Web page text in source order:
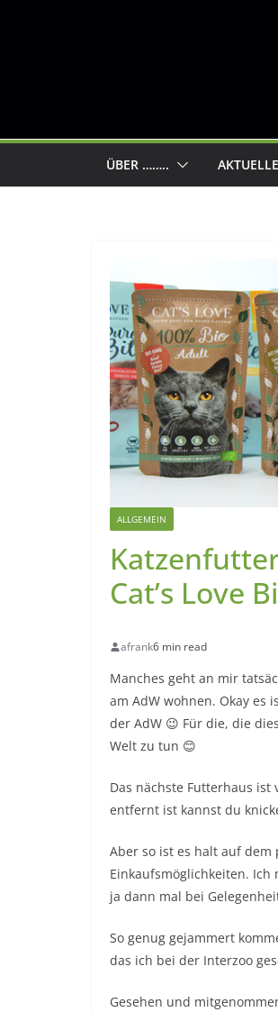
ÜBER ……..
ALLGEMEIN
Cat’s Love
afrank6 min read
Manches geht an mir
am AdW wohnen. Okay
der AdW 😉 Für die, die
Welt zu tun 😊
Das nächste Futterhaus
entfernt ist kannst du
Aber so ist es halt auf
Einkaufsmöglichkeiten.
ja dann mal bei
So genug gejammert
das ich bei der Interzoo
Gesehen und